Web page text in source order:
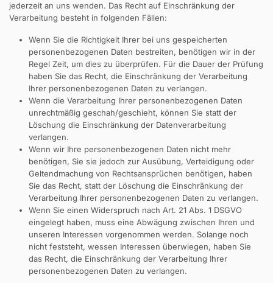
jederzeit an uns wenden. Das Recht auf Einschränkung der
Verarbeitung besteht in folgenden Fällen:
Wenn Sie die Richtigkeit Ihrer bei uns gespeicherten
personenbezogenen Daten bestreiten, benötigen wir in der
Regel Zeit, um dies zu überprüfen. Für die Dauer der Prüfung
haben Sie das Recht, die Einschränkung der Verarbeitung
Ihrer personenbezogenen Daten zu verlangen.
Wenn die Verarbeitung Ihrer personenbezogenen Daten
unrechtmäßig geschah/geschieht, können Sie statt der
Löschung die Einschränkung der Datenverarbeitung
verlangen.
Wenn wir Ihre personenbezogenen Daten nicht mehr
benötigen, Sie sie jedoch zur Ausübung, Verteidigung oder
Geltendmachung von Rechtsansprüchen benötigen, haben
Sie das Recht, statt der Löschung die Einschränkung der
Verarbeitung Ihrer personenbezogenen Daten zu verlangen.
Wenn Sie einen Widerspruch nach Art. 21 Abs. 1 DSGVO
eingelegt haben, muss eine Abwägung zwischen Ihren und
unseren Interessen vorgenommen werden. Solange noch
nicht feststeht, wessen Interessen überwiegen, haben Sie
das Recht, die Einschränkung der Verarbeitung Ihrer
personenbezogenen Daten zu verlangen.